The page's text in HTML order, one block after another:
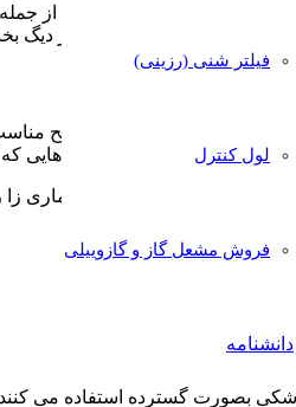
فیلتر شنی (رزینی)
لول کنترل
فروش مشعل گاز و گازوییلی
دانشنامه
در هر ساختمان، از
در اکثر بیمارستان ها از دیگ
حد امکان حضور این عوامل بیماری
بصورت گسترده استفاده می